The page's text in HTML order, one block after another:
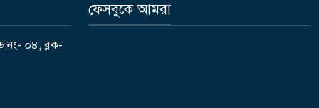
নং- ০৪, ব্লক-
ফেসবুকে আমরা